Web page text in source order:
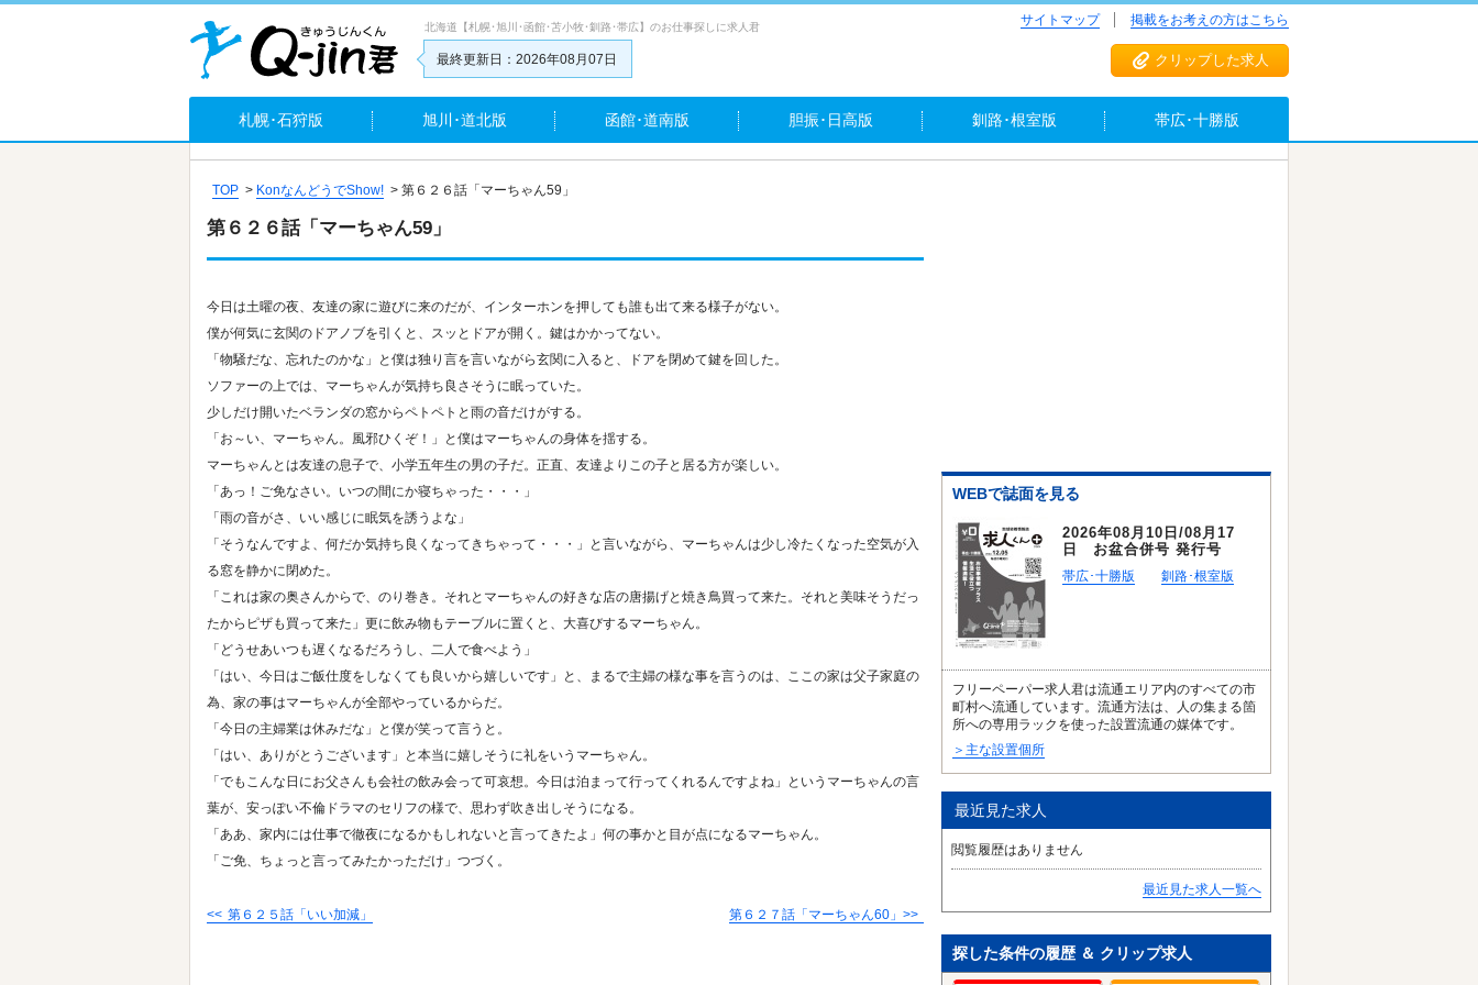
北海道【札幌･旭川･函館･苫小牧･釧路･帯広】のお仕事探しに求人君
最終更新日：2026年08月07日
サイトマップ 掲載をお考えの方はこちら
クリップした求人
札幌･石狩版 旭川･道北版 函館･道南版 胆振･日高版 釧路･根室版 帯広･十勝版
TOP > KonなんどうでShow! > 第６２６話「マーちゃん59」
第６２６話「マーちゃん59」
今日は土曜の夜、友達の家に遊びに来のだが、インターホンを押しても誰も出て来る様子がない。
僕が何気に玄関のドアノブを引くと、スッとドアが開く。鍵はかかってない。
「物騒だな、忘れたのかな」と僕は独り言を言いながら玄関に入ると、ドアを閉めて鍵を回した。
ソファーの上では、マーちゃんが気持ち良さそうに眠っていた。
少しだけ開いたベランダの窓からペトペトと雨の音だけがする。
「お～い、マーちゃん。風邪ひくぞ！」と僕はマーちゃんの身体を揺する。
マーちゃんとは友達の息子で、小学五年生の男の子だ。正直、友達よりこの子と居る方が楽しい。
「あっ！ご免なさい。いつの間にか寝ちゃった・・・」
「雨の音がさ、いい感じに眠気を誘うよな」
「そうなんですよ、何だか気持ち良くなってきちゃって・・・」と言いながら、マーちゃんは少し冷たくなった空気が入
る窓を静かに閉めた。
「これは家の奥さんからで、のり巻き。それとマーちゃんの好きな店の唐揚げと焼き鳥買って来た。それと美味そうだっ
たからピザも買って来た」更に飲み物もテーブルに置くと、大喜びするマーちゃん。
「どうせあいつも遅くなるだろうし、二人で食べよう」
「はい、今日はご飯仕度をしなくても良いから嬉しいです」と、まるで主婦の様な事を言うのは、ここの家は父子家庭の
為、家の事はマーちゃんが全部やっているからだ。
「今日の主婦業は休みだな」と僕が笑って言うと。
「はい、ありがとうございます」と本当に嬉しそうに礼をいうマーちゃん。
「でもこんな日にお父さんも会社の飲み会って可哀想。今日は泊まって行ってくれるんですよね」というマーちゃんの言
葉が、安っぽい不倫ドラマのセリフの様で、思わず吹き出しそうになる。
「ああ、家内には仕事で徹夜になるかもしれないと言ってきたよ」何の事かと目が点になるマーちゃん。
「ご免、ちょっと言ってみたかっただけ」つづく。
第６２５話「いい加減」 第６２７話「マーちゃん60」
WEBで誌面を見る
2026年08月10日/08月17
日 お盆合併号 発行号
帯広･十勝版 釧路･根室版
フリーペーパー求人君は流通エリア内のすべての市
町村へ流通しています。流通方法は、人の集まる箇
所への専用ラックを使った設置流通の媒体です。
＞主な設置個所
最近見た求人
閲覧履歴はありません
最近見た求人一覧へ
探した条件の履歴 ＆ クリップ求人